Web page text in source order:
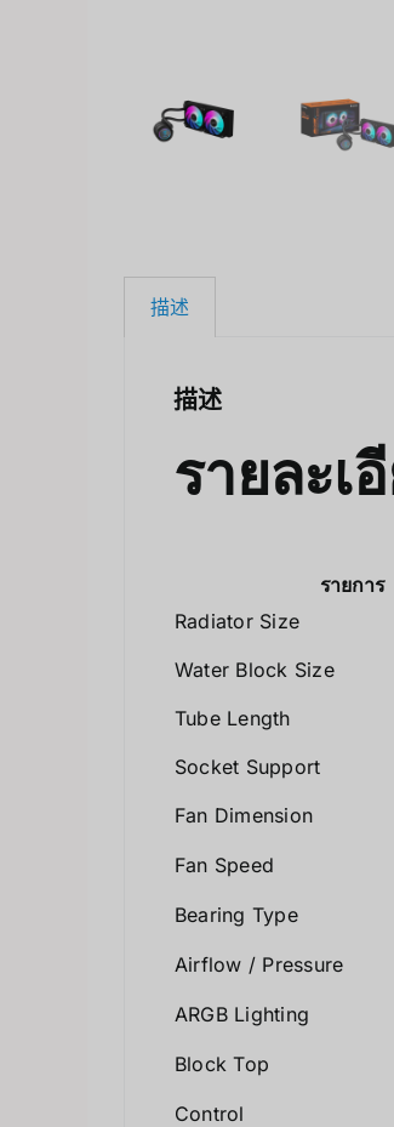
描述
描述
รายละเ
รายการ
Radiator Size
Water Block Size
Tube Length
Socket Support
Fan Dimension
Fan Speed
Bearing Type
Airflow / Pressure
ARGB Lighting
Block Top
Control